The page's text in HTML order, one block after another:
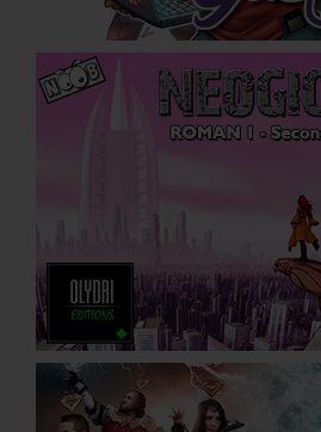
Blog de Gaea
WarpZone
Licences partenaires
JEUX
Jeu vidéo Noob RPG
Cartes à jouer Noob
Jeu de rôle Noob
MULTIMÉDIA